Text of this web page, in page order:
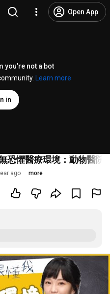
Open App
you’re not a bot
Learn more
in
恐懼醫療環境：動物醫
ago more